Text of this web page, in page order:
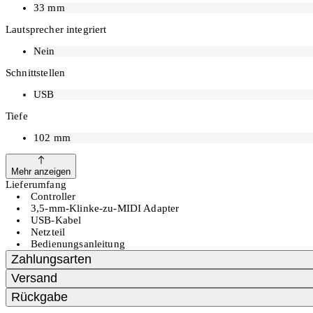
Mit dem mitgelieferten Sample Editor können Sample-
Studioproduktionen oder DJ Sets ausgeliefert.
Perfekt für unterwegs
Kompakt, einfach zu bedienen und zusätzlich als Controller
33mm
Lautsprecher integriert
Nein
Schnittstellen
USB
Tiefe
102 mm
Mehr anzeigen
Lieferumfang
Controller
3,5-mm-Klinke-zu-MIDI Adapter
USB-Kabel
Netzteil
Bedienungsanleitung
Zahlungsarten
Versand
Rückgabe